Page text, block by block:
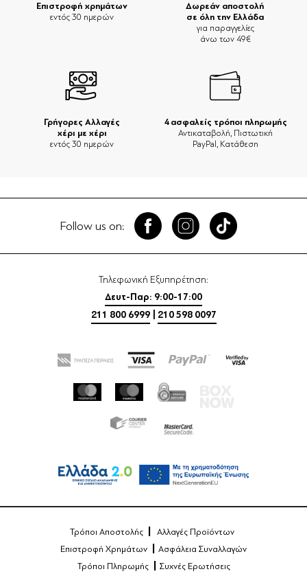
Δωρεάν αποστολή
σε όλη την Ελλάδα
για παραγγελίες
άνω των 49€
Επιστροφή χρημάτων
εντός 30 ημερών
Γρήγορες Αλλαγές
χέρι με χέρι
εντός 30 ημερών
4 ασφαλείς τρόποι πληρωμής
Αντικαταβολή, Πιστωτική
PayPal, Κατάθεση
Follow us on:
Τηλεφωνική Εξυπηρέτηση:
Δευτ-Παρ: 9:00-17:00
211 800 6999
210 598 0097
Τρόποι Αποστολής
Αλλαγές Προϊόντων
Επιστροφή Χρημάτων
Ασφάλεια Συναλλαγών
Τρόποι Πληρωμής
Συχνές Ερωτήσεις